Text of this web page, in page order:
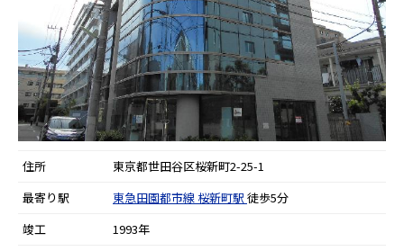
住所
東京都世田谷区桜新町2-25-1
最寄り駅
東急田園都市線 桜新町駅 徒歩5分
竣工
1993年